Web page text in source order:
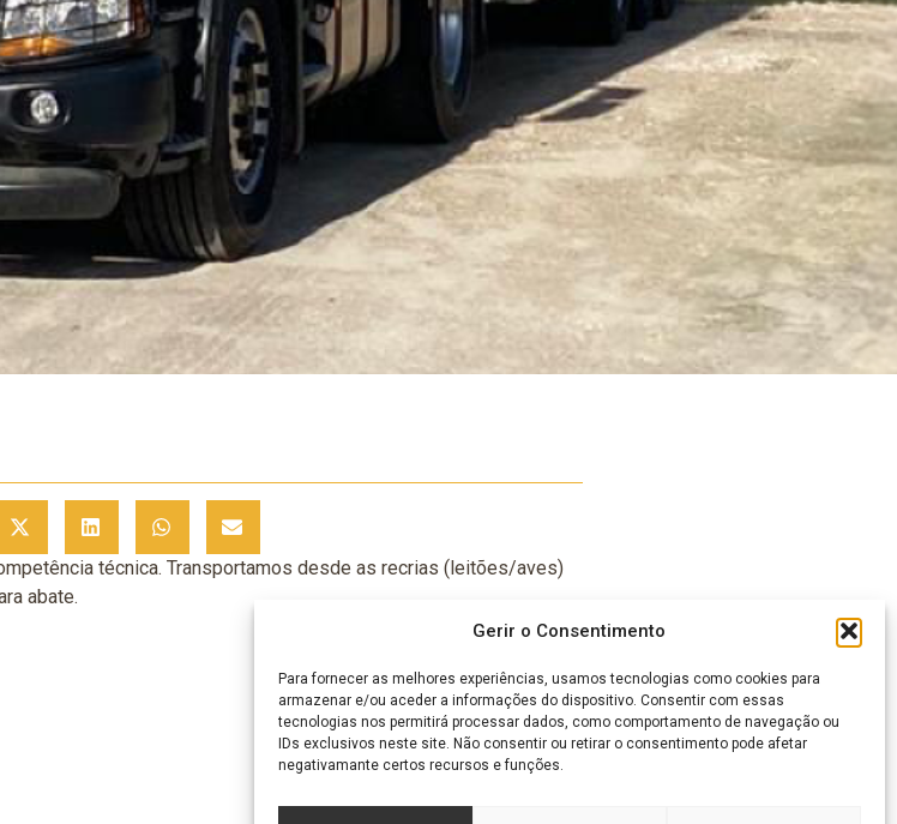
Gerir o Consentimento
Para fornecer as melhores experiências, usamos tecnologias como cookies para
armazenar e/ou aceder a informações do dispositivo. Consentir com essas
tecnologias nos permitirá processar dados, como comportamento de navegação ou
IDs exclusivos neste site. Não consentir ou retirar o consentimento pode afetar
negativamante certos recursos e funções.
técnica. Transportamos desde as recrias (leitões/aves)
abate.